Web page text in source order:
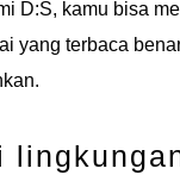
D:S, kamu bisa
yang terbaca